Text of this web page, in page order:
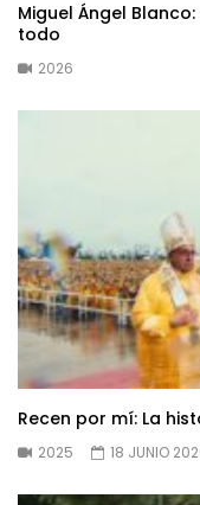
Miguel Ángel
todo
2026
Recen por mí: La
2025 18 JUNIO